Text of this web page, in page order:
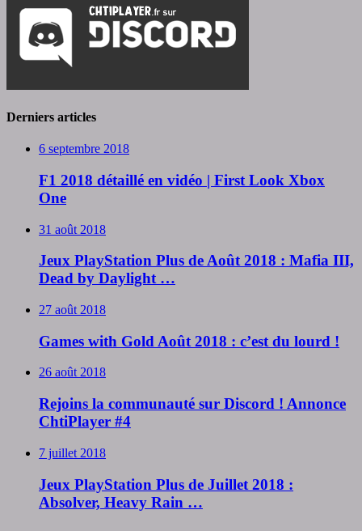
Derniers articles
6 septembre 2018
F1 2018 détaillé en vidéo | First Look Xbox
One
31 août 2018
Jeux PlayStation Plus de Août 2018 : Mafia III,
Dead by Daylight …
27 août 2018
Games with Gold Août 2018 : c’est du lourd !
26 août 2018
Rejoins la communauté sur Discord ! Annonce
ChtiPlayer #4
7 juillet 2018
Jeux PlayStation Plus de Juillet 2018 :
Absolver, Heavy Rain …